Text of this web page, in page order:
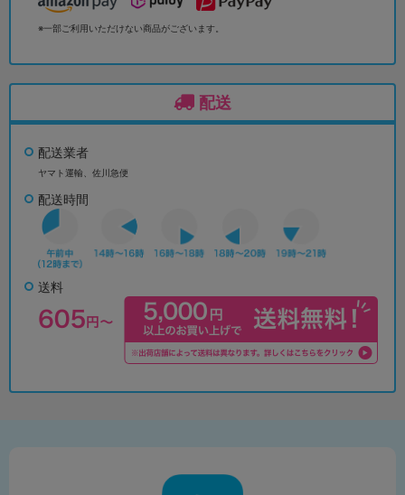
※一部ご利用いただけない商品がございます。
配送
配送業者
ヤマト運輸、佐川急便
配送時間
送料